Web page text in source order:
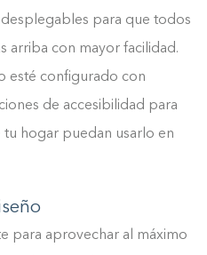
desplegables para que todos
arriba con mayor facilidad.
esté configurado con
de accesibilidad para
hogar puedan usarlo en
para aprovechar al máximo